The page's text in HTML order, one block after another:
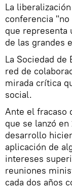
La
conferencia
que representa
de las grandes
La Sociedad
red de
mirada crítica
social.
Ante el fracaso
que se lanzó
desarrollo
aplicación de
intereses
reuniones
cada dos años